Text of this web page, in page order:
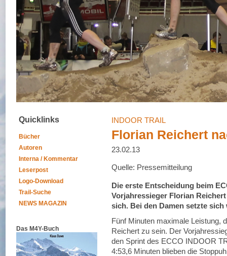
Quicklinks
Bücher
Autoren
Interna / Kommentar
Leserpost
Logo-Download
Trail-Suche
NEWS MAGAZIN
Das M4Y-Buch
INDOOR TRAIL
Florian Reichert
23.02.13
Quelle: Pressemitteilung
Die erste Entscheidung beim
Vorjahressieger Florian
sich. Bei den Damen setzte
Fünf Minuten maximale Leistung,
Reichert zu sein. Der
den Sprint des ECCO INDOOR
4:53,6 Minuten blieben die